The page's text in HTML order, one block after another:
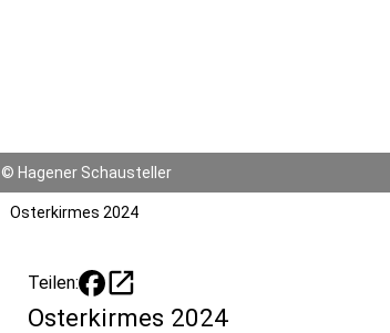
© Hagener Schausteller
Osterkirmes 2024
Teilen: open_in_new
Osterkirmes 2024